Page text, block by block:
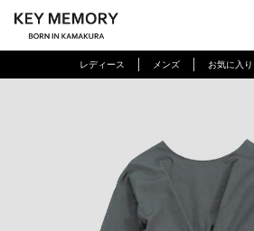
レディース メンズ お気に入り